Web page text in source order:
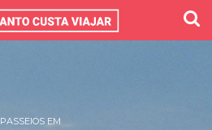
PASSEIOS EM